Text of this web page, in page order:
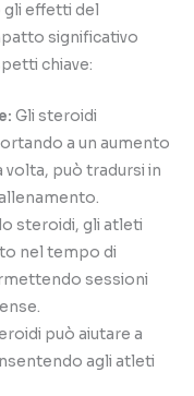
gli effetti del
significativo
chiave:
Gli steroidi
a un aumento
volta, può tradursi in
steroidi, gli atleti
nel tempo di
sessioni
può aiutare a
agli atleti